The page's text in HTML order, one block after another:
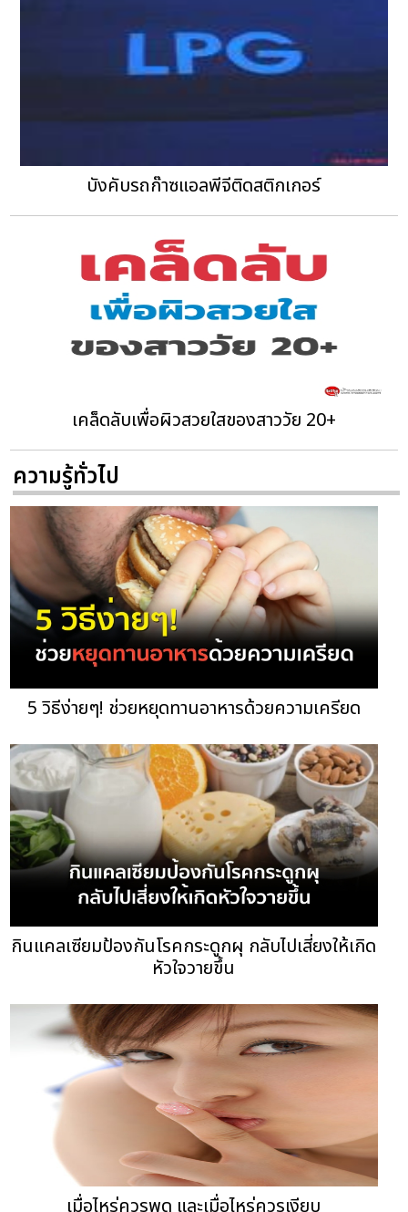
บังคับรถก๊าซแอลพีจีติดสติกเกอร์
เคล็ดลับเพื่อผิวสวยใสของสาววัย 20+
ความรู้ทั่วไป
5 วิธีง่ายๆ! ช่วยหยุดทานอาหารด้วยความเครียด
กินแคลเซียมป้องกันโรคกระดูกผุ กลับไปเสี่ยงให้เกิด
หัวใจวายขึ้น